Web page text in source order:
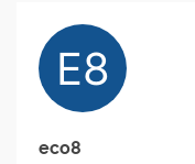
eco8